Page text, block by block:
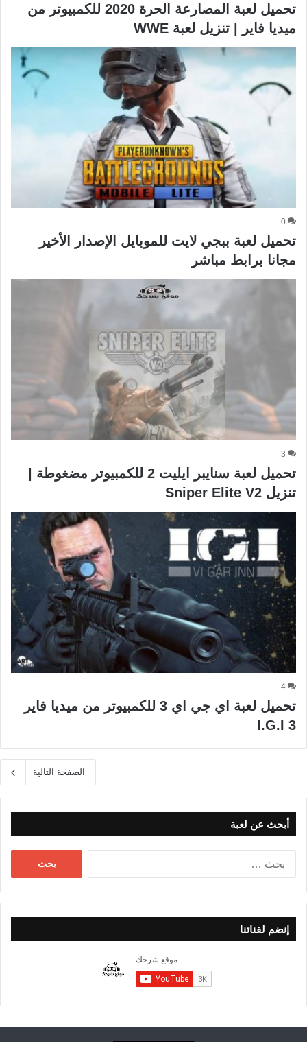
تحميل لعبة المصارعة الحرة 2020 للكمبيوتر من
ميديا فاير | تنزيل لعبة WWE
0
تحميل لعبة ببجي لايت للموبايل الإصدار الأخير
مجانا برابط مباشر
3
تحميل لعبة سنايبر ايليت 2 للكمبيوتر مضغوطة |
تنزيل Sniper Elite V2
4
تحميل لعبة اي جي اي 3 للكمبيوتر من ميديا فاير
I.G.I 3
الصفحة التالية
أبحث عن لعبة
إنضم لقناتنا